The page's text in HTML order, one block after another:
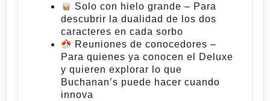
Solo con hielo grande – Para
descubrir la dualidad de los dos
caracteres en cada sorbo
Reuniones de conocedores –
Para quienes ya conocen el Deluxe
y quieren explorar lo que
Buchanan’s puede hacer cuando
innova